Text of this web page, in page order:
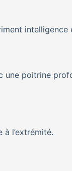
intelligence
poitrine
l’extrémité.